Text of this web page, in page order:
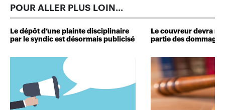
POUR ALLER PLUS LOIN...
Le dépôt d’une plainte disciplinaire
par le syndic est désormais publicisé
Le couvreur devra
partie des dommages